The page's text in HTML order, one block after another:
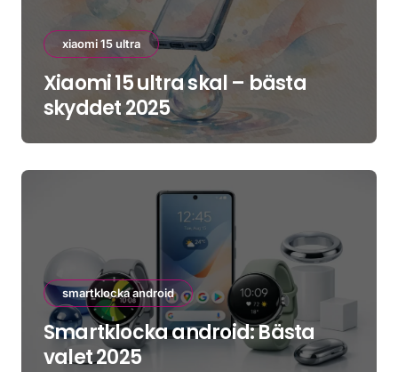
xiaomi 15 ultra
Xiaomi 15 ultra skal – bästa
skyddet 2025
smartklocka android
Smartklocka android: Bästa
valet 2025